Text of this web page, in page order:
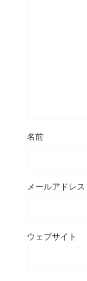
名前
メールアドレス
ウェブサイト